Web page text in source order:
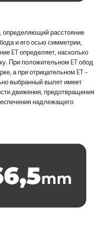
расстояние
и его осью симметрии,
ET определяет, насколько
При положительном ET обод
а при отрицательном ET -
выбранный вылет имеет
движения, предотвращения
надлежащего